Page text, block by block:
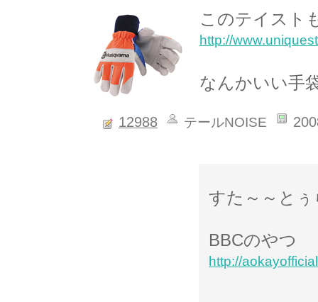
このテイスト
http://
なんかいい手
12988 テールNOISE
すた～～と
BBCのやつ
http://